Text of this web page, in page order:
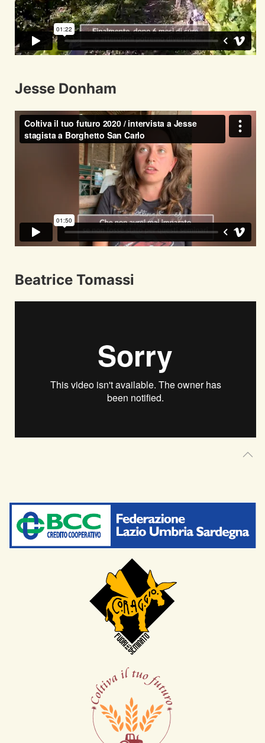
Jesse Donham
Beatrice Tomassi